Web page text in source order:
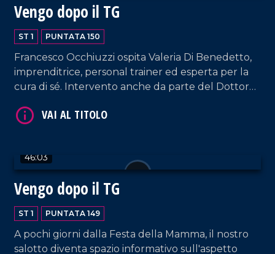
Vengo dopo il TG
ST 1 PUNTATA 150
Francesco Occhiuzzi ospita Valeria Di Benedetto,
imprenditrice, personal trainer ed esperta per la
cura di sé. Intervento anche da parte del Dottor
Nostra Signora dello Scoglio. E poi, musica dal vivo,
46:03
Vengo dopo il TG
ST 1 PUNTATA 149
A pochi giorni dalla Festa della Mamma, il nostro
salotto diventa spazio informativo sull'aspetto
VAI AL TITOLO
VAI AL TITOLO